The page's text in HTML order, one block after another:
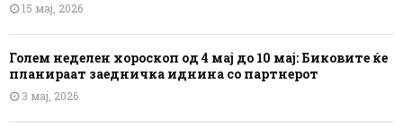
15 мај, 2026
Голем неделен хороскоп од 4 мај до 10 мај: Биковите ќе
планираат заедничка иднина со партнерот
3 мај, 2026